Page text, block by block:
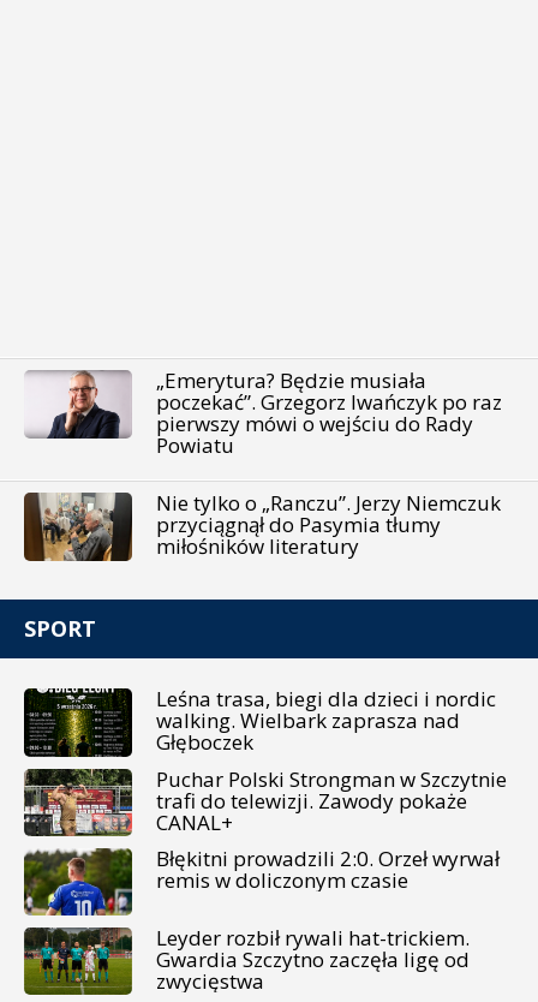
„Emerytura? Będzie musiała
poczekać”. Grzegorz Iwańczyk po raz
pierwszy mówi o wejściu do Rady
Powiatu
Nie tylko o „Ranczu”. Jerzy Niemczuk
przyciągnął do Pasymia tłumy
miłośników literatury
SPORT
Leśna trasa, biegi dla dzieci i nordic
walking. Wielbark zaprasza nad
Głęboczek
Puchar Polski Strongman w Szczytnie
trafi do telewizji. Zawody pokaże
CANAL+
Błękitni prowadzili 2:0. Orzeł wyrwał
remis w doliczonym czasie
Leyder rozbił rywali hat-trickiem.
Gwardia Szczytno zaczęła ligę od
zwycięstwa